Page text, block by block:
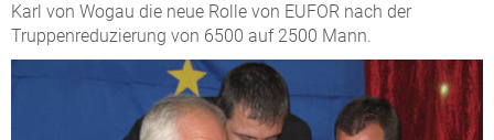
Karl von Wogau die neue Rolle von EUFOR nach der
Truppenreduzierung von 6500 auf 2500 Mann.